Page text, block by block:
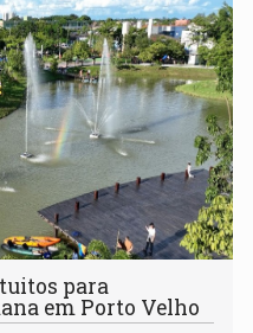
para
em Porto Velho